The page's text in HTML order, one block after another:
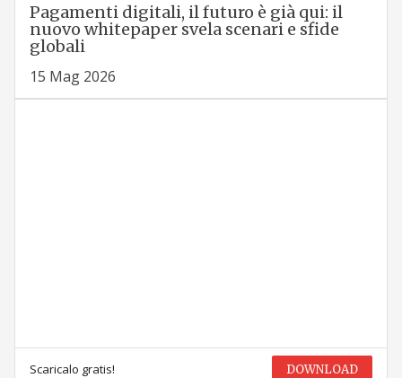
Pagamenti digitali, il futuro è già qui: il
nuovo whitepaper svela scenari e sfide
globali
15 Mag 2026
Scaricalo gratis! DOWNLOAD